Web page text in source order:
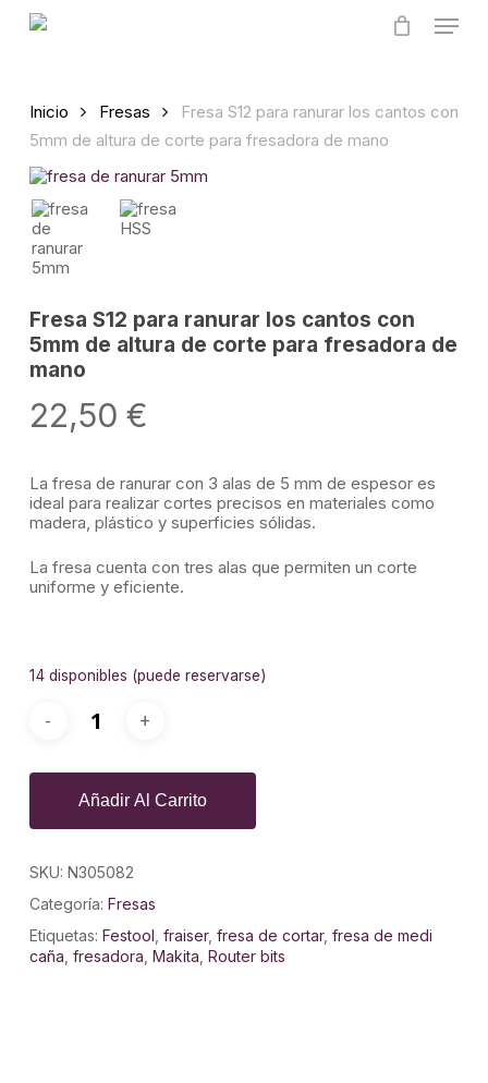
Skip
Menu
Inicio Fresas
Fresa S12 para ranurar los cantos con
5mm de altura de corte para fresadora de mano
Fresa S12 para ranurar los cantos con
5mm de altura de corte para fresadora de
mano
22,50 €
La fresa de ranurar con 3 alas de 5 mm de espesor es
ideal para realizar cortes precisos en materiales como
madera, plástico y superficies sólidas.
La fresa cuenta con tres alas que permiten un corte
uniforme y eficiente.
14 disponibles (puede reservarse)
Añadir Al Carrito
SKU: N305082
Categoría: Fresas
Etiquetas: Festool fraiser, fresa de cortar, fresa de medi
caña fresadora Makita Router bits